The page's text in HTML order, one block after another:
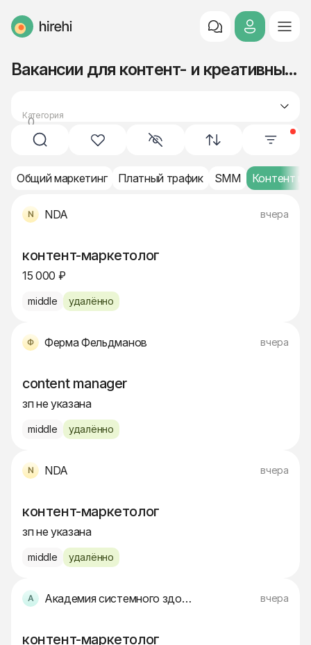
HireHi
Категория
маркетинг
0
Вакансии для контент- и креативных специалистов (Middle)
Общий маркетинг Платный трафик SMM Контент и
NDA вчера
контент-маркетолог
15 000 ₽
middle удалённо
Ферма Фельдманов вчера
content manager
зп не указана
middle удалённо
NDA вчера
контент-маркетолог
зп не указана
middle удалённо
Академия системного здоровья вчера
контент-маркетолог